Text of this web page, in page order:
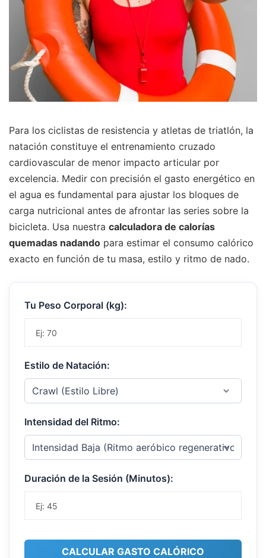
Para los ciclistas de resistencia y atletas de triatlón, la
natación constituye el entrenamiento cruzado
cardiovascular de menor impacto articular por
excelencia. Medir con precisión el gasto energético en
el agua es fundamental para ajustar los bloques de
carga nutricional antes de afrontar las series sobre la
bicicleta. Usa nuestra calculadora de calorías
quemadas nadando para estimar el consumo calórico
exacto en función de tu masa, estilo y ritmo de nado.
Tu Peso Corporal (kg):
Estilo de Natación:
Intensidad del Ritmo:
Duración de la Sesión (Minutos):
CALCULAR GASTO CALÓRICO